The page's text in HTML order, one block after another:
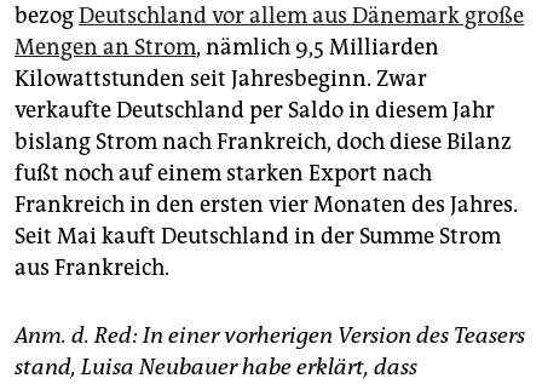
bezogDeutschland vor allem aus Dänemark große
Mengen an Strom, nämlich 9,5 Milliarden
Kilowattstunden seit Jahresbeginn. Zwar
verkaufte Deutschland per Saldo in diesem Jahr
bislang Strom nach Frankreich, doch diese Bilanz
fußt noch auf einem starken Export nach
Frankreich in den ersten vier Monaten des Jahres.
Seit Mai kauft Deutschland in der Summe Strom
aus Frankreich.
Anm. d. Red: In einer vorherigen Version des Teasers
stand, Luisa Neubauer habe erklärt, dass